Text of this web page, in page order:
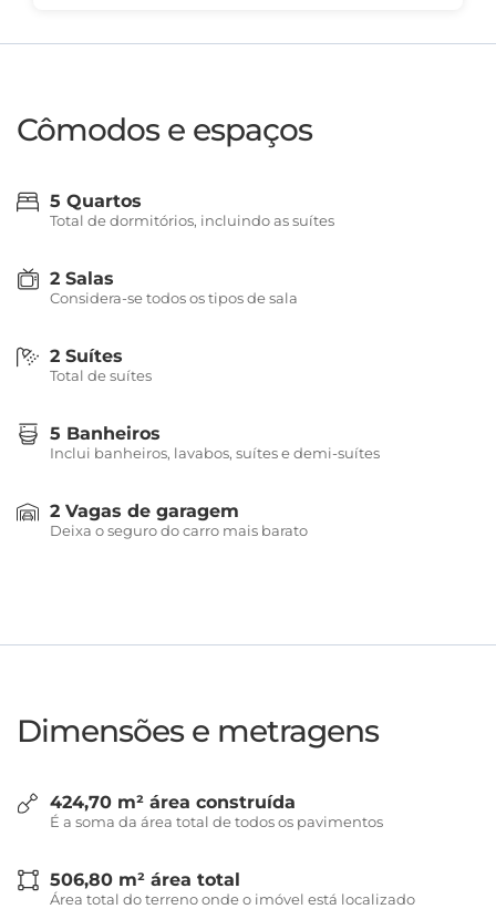
Cômodos e espaços
5 Quartos
Total de dormitórios, incluindo as suítes
2 Salas
Considera-se todos os tipos de sala
2 Suítes
Total de suítes
5 Banheiros
Inclui banheiros, lavabos, suítes e demi-suítes
2 Vagas de garagem
Deixa o seguro do carro mais barato
Dimensões e metragens
424,70 m² área construída
É a soma da área total de todos os pavimentos
506,80 m² área total
Área total do terreno onde o imóvel está localizado